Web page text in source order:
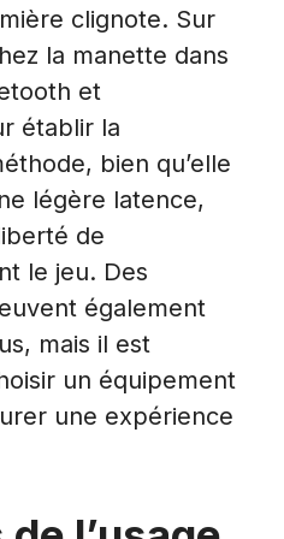
clignote. Sur
la manette dans
et
établir la
bien qu’elle
légère latence,
de
le jeu. Des
également
mais il est
un équipement
une expérience